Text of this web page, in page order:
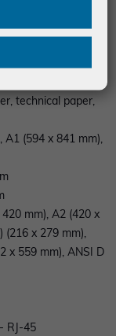
2400 x 1200 dpi
technical paper,
A1 (594 x 841 mm),
mm), A2 (420 x
(216 x 279 mm),
x 559 mm), ANSI D
RJ-45